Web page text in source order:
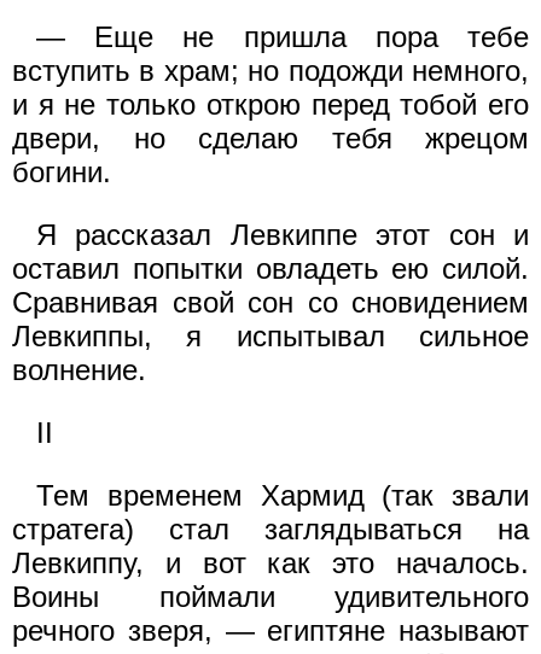
— Еще не пришла пора тебе
вступить в храм; но подожди немного,
и я не только открою перед тобой его
двери, но сделаю тебя жрецом
богини.
Я рассказал Левкиппе этот сон и
оставил попытки овладеть ею силой.
Сравнивая свой сон со сновидением
Левкиппы, я испытывал сильное
волнение.
II
Тем временем Хармид (так звали
стратега) стал заглядываться на
Левкиппу, и вот как это началось.
Воины поймали удивительного
речного зверя, — египтяне называют